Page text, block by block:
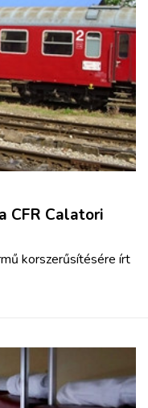
CFR Calatori
korszerűsítésére írt